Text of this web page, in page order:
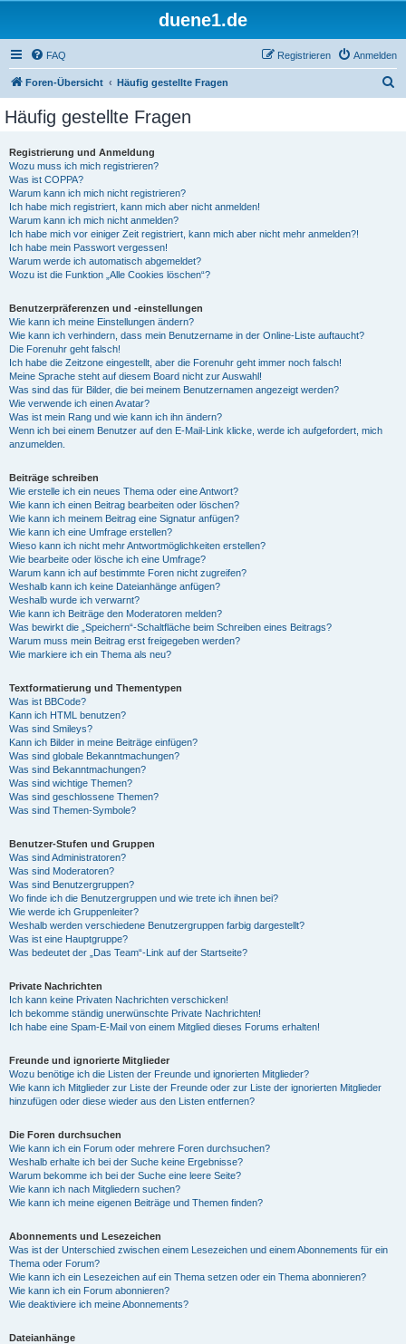
duene1.de
FAQ Anmelden
Registrieren
Foren-Übersicht Häufig gestellte Fragen
Häufig gestellte Fragen
Registrierung und Anmeldung
Wozu muss ich mich registrieren?
Was ist COPPA?
Warum kann ich mich nicht registrieren?
Ich habe mich registriert, kann mich aber nicht anmelden!
Warum kann ich mich nicht anmelden?
Ich habe mich vor einiger Zeit registriert, kann mich aber nicht mehr anmelden?!
Ich habe mein Passwort vergessen!
Warum werde ich automatisch abgemeldet?
Wozu ist die Funktion „Alle Cookies löschen“?
Benutzerpräferenzen und -einstellungen
Wie kann ich meine Einstellungen ändern?
Wie kann ich verhindern, dass mein Benutzername in der Online-Liste auftaucht?
Die Forenuhr geht falsch!
Ich habe die Zeitzone eingestellt, aber die Forenuhr geht immer noch falsch!
Meine Sprache steht auf diesem Board nicht zur Auswahl!
Was sind das für Bilder, die bei meinem Benutzernamen angezeigt werden?
Wie verwende ich einen Avatar?
Was ist mein Rang und wie kann ich ihn ändern?
Wenn ich bei einem Benutzer auf den E-Mail-Link klicke, werde ich aufgefordert, mich
anzumelden.
Beiträge schreiben
Wie erstelle ich ein neues Thema oder eine Antwort?
Wie kann ich einen Beitrag bearbeiten oder löschen?
Wie kann ich meinem Beitrag eine Signatur anfügen?
Wie kann ich eine Umfrage erstellen?
Wieso kann ich nicht mehr Antwortmöglichkeiten erstellen?
Wie bearbeite oder lösche ich eine Umfrage?
Warum kann ich auf bestimmte Foren nicht zugreifen?
Weshalb kann ich keine Dateianhänge anfügen?
Weshalb wurde ich verwarnt?
Wie kann ich Beiträge den Moderatoren melden?
Was bewirkt die „Speichern“-Schaltfläche beim Schreiben eines Beitrags?
Warum muss mein Beitrag erst freigegeben werden?
Wie markiere ich ein Thema als neu?
Textformatierung und Thementypen
Was ist BBCode?
Kann ich HTML benutzen?
Was sind Smileys?
Kann ich Bilder in meine Beiträge einfügen?
Was sind globale Bekanntmachungen?
Was sind Bekanntmachungen?
Was sind wichtige Themen?
Was sind geschlossene Themen?
Was sind Themen-Symbole?
Benutzer-Stufen und Gruppen
Was sind Administratoren?
Was sind Moderatoren?
Was sind Benutzergruppen?
Wo finde ich die Benutzergruppen und wie trete ich ihnen bei?
Wie werde ich Gruppenleiter?
Weshalb werden verschiedene Benutzergruppen farbig dargestellt?
Was ist eine Hauptgruppe?
Was bedeutet der „Das Team“-Link auf der Startseite?
Private Nachrichten
Ich kann keine Privaten Nachrichten verschicken!
Ich bekomme ständig unerwünschte Private Nachrichten!
Ich habe eine Spam-E-Mail von einem Mitglied dieses Forums erhalten!
Freunde und ignorierte Mitglieder
Wozu benötige ich die Listen der Freunde und ignorierten Mitglieder?
Wie kann ich Mitglieder zur Liste der Freunde oder zur Liste der ignorierten Mitglieder
hinzufügen oder diese wieder aus den Listen entfernen?
Die Foren durchsuchen
Wie kann ich ein Forum oder mehrere Foren durchsuchen?
Weshalb erhalte ich bei der Suche keine Ergebnisse?
Warum bekomme ich bei der Suche eine leere Seite?
Wie kann ich nach Mitgliedern suchen?
Wie kann ich meine eigenen Beiträge und Themen finden?
Abonnements und Lesezeichen
Was ist der Unterschied zwischen einem Lesezeichen und einem Abonnements für ein
Thema oder Forum?
Wie kann ich ein Lesezeichen auf ein Thema setzen oder ein Thema abonnieren?
Wie kann ich ein Forum abonnieren?
Wie deaktiviere ich meine Abonnements?
Dateianhänge